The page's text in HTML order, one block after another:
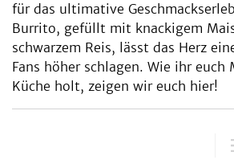
für das ultimative
Burrito, gefüllt mit knackigem
schwarzem Reis, lässt das Herz
Fans höher schlagen. Wie ihr euch
Küche holt, zeigen wir euch hier!